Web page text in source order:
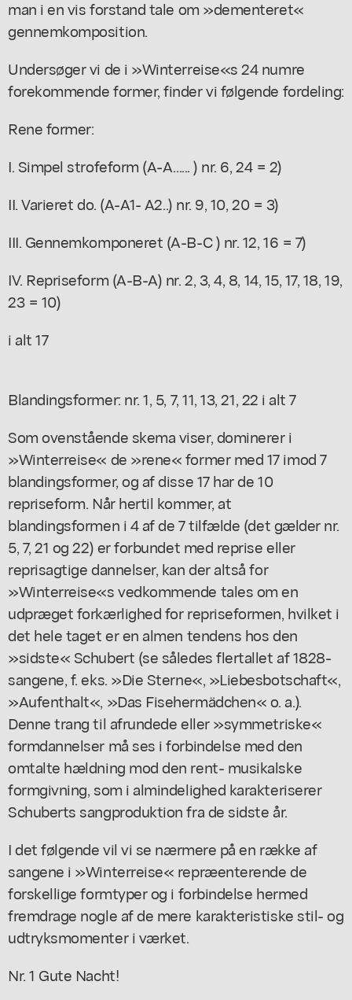
man i en vis forstand tale om »dementeret«
gennemkomposition.
Undersøger vi de i »Winterreise«s 24 numre
forekommende former, finder vi følgende fordeling:
Rene former:
I. Simpel strofeform (A-A...... ) nr. 6, 24 = 2)
II. Varieret do. (A-A1- A2..) nr. 9, 10, 20 = 3)
III. Gennemkomponeret (A-B-C ) nr. 12, 16 = 7)
IV. Repriseform (A-B-A) nr. 2, 3, 4, 8, 14, 15, 17, 18, 19,
23 = 10)
i alt 17
Blandingsformer: nr. 1, 5, 7, 11, 13, 21, 22 i alt 7
Som ovenstående skema viser, dominerer i
»Winterreise« de »rene« former med 17 imod 7
blandingsformer, og af disse 17 har de 10
repriseform. Når hertil kommer, at
blandingsformen i 4 af de 7 tilfælde (det gælder nr.
5, 7, 21 og 22) er forbundet med reprise eller
reprisagtige dannelser, kan der altså for
»Winterreise«s vedkommende tales om en
udpræget forkærlighed for repriseformen, hvilket i
det hele taget er en almen tendens hos den
»sidste« Schubert (se således flertallet af 1828-
sangene, f. eks. »Die Sterne«, »Liebesbotschaft«,
»Aufenthalt«, »Das Fisehermädchen« o. a.).
Denne trang til afrundede eller »symmetriske«
formdannelser må ses i forbindelse med den
omtalte hældning mod den rent- musikalske
formgivning, som i almindelighed karakteriserer
Schuberts sangproduktion fra de sidste år.
I det følgende vil vi se nærmere på en række af
sangene i »Winterreise« repræenterende de
forskellige formtyper og i forbindelse hermed
fremdrage nogle af de mere karakteristiske stil- og
udtryksmomenter i værket.
Nr. 1 Gute Nacht!